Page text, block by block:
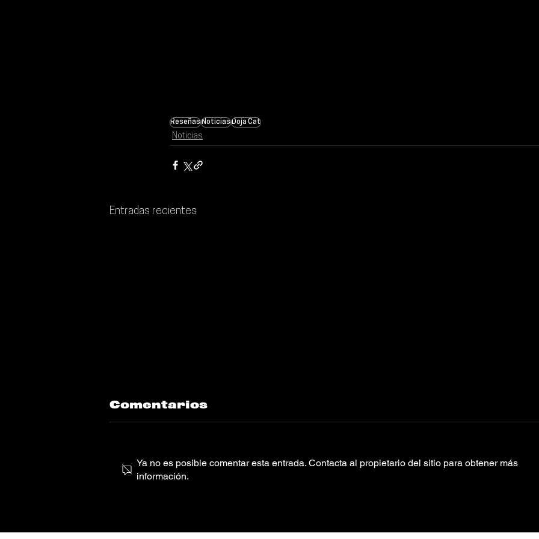
ReseñasNoticiasDoja Cat
Noticias
Entradas recientes
Poolside estrena
Comentarios
Ya no es posible comentar esta entrada. Contacta al propietario del sitio para obtener más
información.